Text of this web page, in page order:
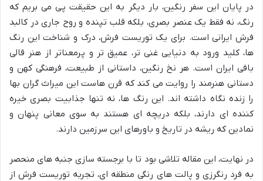
در پایان این سفر رنگین، بار دیگر به این حقیقت پی می بریم که
رنگ، نه فقط یک عنصر بصری، بلکه قلب تپنده و روح جاری در کالبد
فرش ایرانی است. برای یک توریست فرش، درک و شناخت این رنگ
ها، کلید ورود به دنیایی غنی تر، عمیق تر و پرمعناتر از هنر قالی
بافی ایران است. هر نخ رنگین، داستانی از طبیعت، فرهنگی کهن و
دستانی هنرمند را روایت می کند که قرن هاست این میراث گران بها
را زنده نگاه داشته اند. این رنگ ها، نه تنها جذابیت بصری خیره
کننده ای دارند، بلکه دریچه ای هستند به سوی معانی پنهان و
نمادین که ریشه در تاریخ و باورهای این سرزمین دارند.
در نهایت، این مقاله تلاشی بود تا با برجسته سازی جنبه های منحصر
به فرد رنگرزی و پالت های رنگی منطقه ای، تجربه توریست فرش از